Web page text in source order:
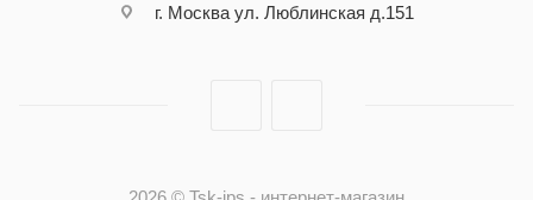
г. Москва ул. Люблинская д.151